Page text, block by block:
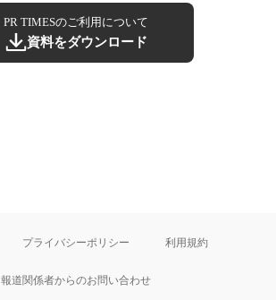
PR TIMESのご利用について
資料をダウンロード
プライバシーポリシー 利用規約
報道関係者からのお問い合わせ